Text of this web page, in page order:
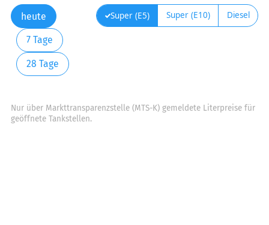
heute
7 Tage
28 Tage
Super (E5) Super (E10) Diesel
Nur über Markttransparenzstelle (MTS-K) gemeldete Literpreise für
geöffnete Tankstellen.